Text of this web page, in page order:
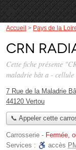
Accueil > Pays de la
CRN
Cette fiche présente
maladrie bât a - cellule
7 Rue de la Maladrie
44120 Vertou
📞 Appeler cette
Carrosserie - Fermée,
Services :
accès